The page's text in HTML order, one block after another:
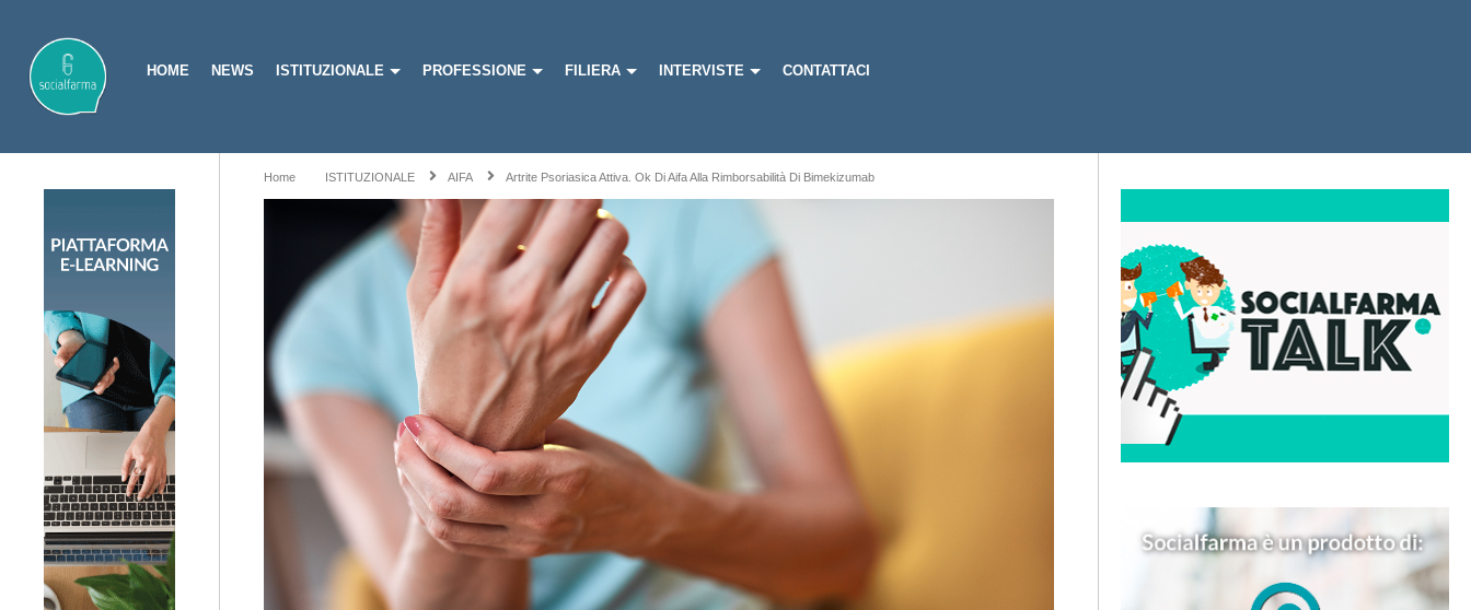
HOME NEWS ISTITUZIONALE PROFESSIONE FILIERA INTERVISTE CONTATTACI
Home ISTITUZIONALE AIFA Artrite Psoriasica Attiva. Ok Di Aifa Alla Rimborsabilità Di Bimekizumab